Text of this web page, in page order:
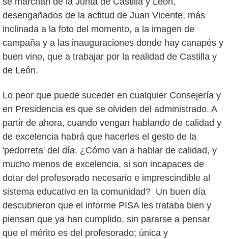
desengañados de la actitud de Juan Vicente, más
inclinada a la foto del momento, a la imagen de
campaña y a las inauguraciones donde hay canapés y
buen vino, que a trabajar por la realidad de Castilla y
de León.
Lo peor que puede suceder en cualquier Consejería y
en Presidencia es que se olviden del administrado. A
partir de ahora, cuando vengan hablando de calidad y
de excelencia habrá que hacerles el gesto de la
'pedorreta' del día. ¿Cómo van a hablar de calidad, y
mucho menos de excelencia, si son incapaces de
dotar del profesorado necesario e imprescindible al
sistema educativo en la comunidad? Un buen día
descubrieron que el informe PISA les trataba bien y
piensan que ya han cumplido, sin pararse a pensar
que el mérito es del profesorado; única y